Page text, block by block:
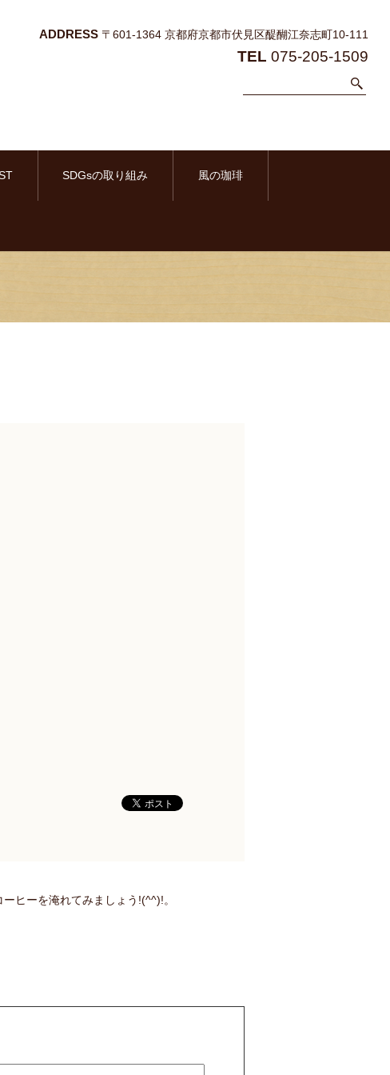
ADDRESS 〒601-1364 京都府京都市伏見区醍醐江奈志町10-111
TEL 075-205-1509
SDGsの取り組み 風の珈琲
ヒーを淹れてみましょう!(^^)!。